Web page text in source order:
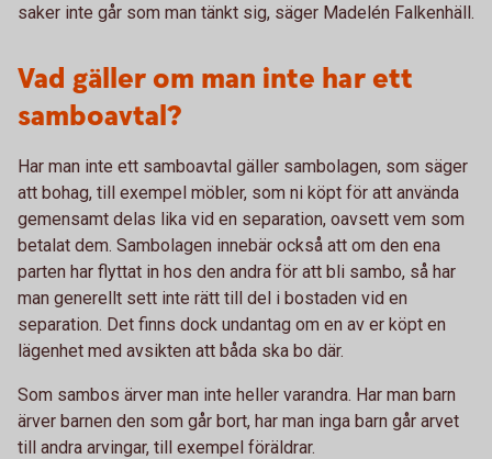
saker inte går som man tänkt sig, säger Madelén Falkenhäll.
Vad gäller om man inte har ett
samboavtal?
Har man inte ett samboavtal gäller sambolagen, som säger
att bohag, till exempel möbler, som ni köpt för att använda
gemensamt delas lika vid en separation, oavsett vem som
betalat dem. Sambolagen innebär också att om den ena
parten har flyttat in hos den andra för att bli sambo, så har
man generellt sett inte rätt till del i bostaden vid en
separation. Det finns dock undantag om en av er köpt en
lägenhet med avsikten att båda ska bo där.
Som sambos ärver man inte heller varandra. Har man barn
ärver barnen den som går bort, har man inga barn går arvet
till andra arvingar, till exempel föräldrar.